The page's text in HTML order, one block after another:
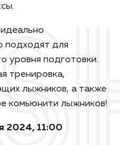
подходят для
уровня подготовки.
тренировка,
лыжников, а также
комьюнити лыжников!
2024, 11:00